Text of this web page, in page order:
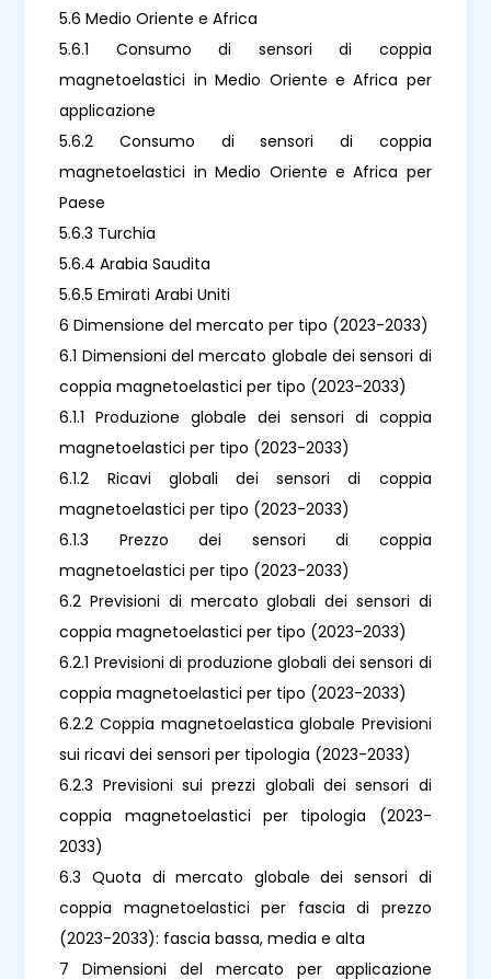
5.6 Medio Oriente e Africa
5.6.1 Consumo di sensori di coppia
magnetoelastici in Medio Oriente e Africa per
applicazione
5.6.2 Consumo di sensori di coppia
magnetoelastici in Medio Oriente e Africa per
Paese
5.6.3 Turchia
5.6.4 Arabia Saudita
5.6.5 Emirati Arabi Uniti
6 Dimensione del mercato per tipo (2023-2033)
6.1 Dimensioni del mercato globale dei sensori di
coppia magnetoelastici per tipo (2023-2033)
6.1.1 Produzione globale dei sensori di coppia
magnetoelastici per tipo (2023-2033)
6.1.2 Ricavi globali dei sensori di coppia
magnetoelastici per tipo (2023-2033)
6.1.3 Prezzo dei sensori di coppia
magnetoelastici per tipo (2023-2033)
6.2 Previsioni di mercato globali dei sensori di
coppia magnetoelastici per tipo (2023-2033)
6.2.1 Previsioni di produzione globali dei sensori di
coppia magnetoelastici per tipo (2023-2033)
6.2.2 Coppia magnetoelastica globale Previsioni
sui ricavi dei sensori per tipologia (2023-2033)
6.2.3 Previsioni sui prezzi globali dei sensori di
coppia magnetoelastici per tipologia (2023-
2033)
6.3 Quota di mercato globale dei sensori di
coppia magnetoelastici per fascia di prezzo
(2023-2033): fascia bassa, media e alta
7 Dimensioni del mercato per applicazione